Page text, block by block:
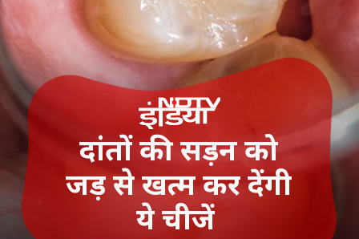
दांतों की सड़न को
जड़ से खत्म कर देंगी
ये चीजें